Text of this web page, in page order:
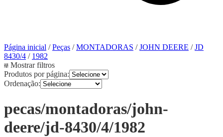
Página inicial /Peças /MONTADORAS /JOHN DEERE /JD
8430/4 / 1982
Mostrar filtros
Produtos por página:
Ordenação:
pecas/montadoras/john-
deere/jd-8430/4/1982